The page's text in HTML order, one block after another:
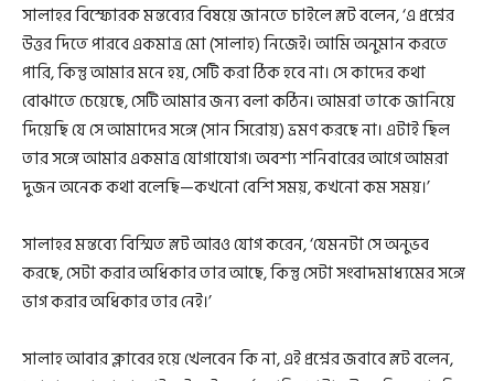
সালাহর বিস্ফোরক মন্তব্যের বিষয়ে জানতে চাইলে স্লট বলেন, ‘এ প্রশ্নের
উত্তর দিতে পারবে একমাত্র মো (সালাহ) নিজেই। আমি অনুমান করতে
পারি, কিন্তু আমার মনে হয়, সেটি করা ঠিক হবে না। সে কাদের কথা
বোঝাতে চেয়েছে, সেটি আমার জন্য বলা কঠিন। আমরা তাকে জানিয়ে
দিয়েছি যে সে আমাদের সঙ্গে (সান সিরোয়) ভ্রমণ করছে না। এটাই ছিল
তার সঙ্গে আমার একমাত্র যোগাযোগ। অবশ্য শনিবারের আগে আমরা
দুজন অনেক কথা বলেছি—কখনো বেশি সময়, কখনো কম সময়।’
সালাহর মন্তব্যে বিস্মিত স্লট আরও যোগ করেন, ‘যেমনটা সে অনুভব
করছে, সেটা করার অধিকার তার আছে, কিন্তু সেটা সংবাদমাধ্যমের সঙ্গে
ভাগ করার অধিকার তার নেই।’
সালাহ আবার ক্লাবের হয়ে খেলবেন কি না, এই প্রশ্নের জবাবে স্লট বলেন,